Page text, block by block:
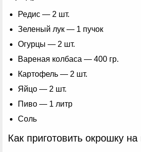
Редис — 2 шт.
Зеленый лук — 1 пучок
Огурцы — 2 шт.
Вареная колбаса — 400 гр.
Картофель — 2 шт.
Яйцо — 2 шт.
Пиво — 1 литр
Соль
Как приготовить окрошку на